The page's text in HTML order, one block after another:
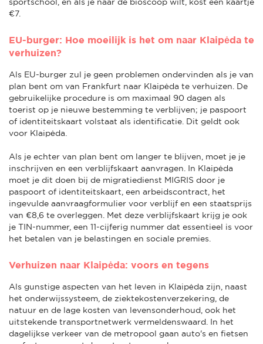
€7.
EU-burger: Hoe moeilijk is het om naar Klaipėda te
verhuizen?
Als EU-burger zul je geen problemen ondervinden als je van
plan bent om van Frankfurt naar Klaipėda te verhuizen. De
gebruikelijke procedure is om maximaal 90 dagen als
toerist op je nieuwe bestemming te verblijven; je paspoort
of identiteitskaart volstaat als identificatie. Dit geldt ook
voor Klaipėda.
Als je echter van plan bent om langer te blijven, moet je je
inschrijven en een verblijfskaart aanvragen. In Klaipėda
moet je dit doen bij de migratiedienst MIGRIS door je
paspoort of identiteitskaart, een arbeidscontract, het
ingevulde aanvraagformulier voor verblijf en een staatsprijs
van €8,6 te overleggen. Met deze verblijfskaart krijg je ook
je TIN-nummer, een 11-cijferig nummer dat essentieel is voor
het betalen van je belastingen en sociale premies.
Verhuizen naar Klaipėda: voors en tegens
Als gunstige aspecten van het leven in Klaipėda zijn, naast
het onderwijssysteem, de ziektekostenverzekering, de
natuur en de lage kosten van levensonderhoud, ook het
uitstekende transportnetwerk vermeldenswaard. In het
dagelijkse verkeer van de metropool gaan auto's en fietsen